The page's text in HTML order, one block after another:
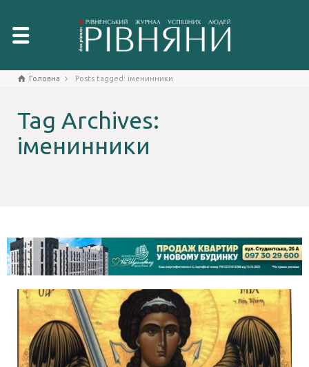
Головна Posts tagged: іменинники
Tag Archives:
іменинники